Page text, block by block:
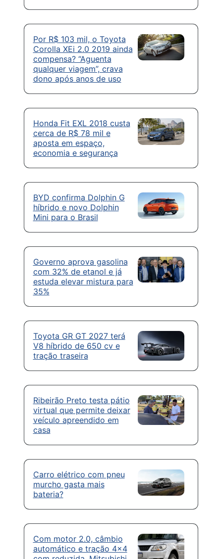
Por R$ 103 mil, o Toyota
Corolla XEi 2.0 2019 ainda
compensa? “Aguenta
qualquer viagem”, crava
dono após anos de uso
Honda Fit EXL 2018 custa
cerca de R$ 78 mil e
aposta em espaço,
economia e segurança
BYD confirma Dolphin G
híbrido e novo Dolphin
Mini para o Brasil
Governo aprova gasolina
com 32% de etanol e já
estuda elevar mistura para
35%
Toyota GR GT 2027 terá
V8 híbrido de 650 cv e
tração traseira
Ribeirão Preto testa pátio
virtual que permite deixar
veículo apreendido em
casa
Carro elétrico com pneu
murcho gasta mais
bateria?
Com motor 2.0, câmbio
automático e tração 4×4